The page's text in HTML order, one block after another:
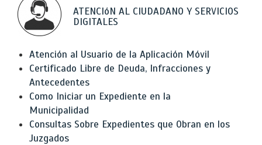
ATENCIóN AL CIUDADANO Y SERVICIOS
DIGITALES
Atención al Usuario de la Aplicación Móvil
Certificado Libre de Deuda, Infracciones y
Antecedentes
Como Iniciar un Expediente en la
Municipalidad
Consultas Sobre Expedientes que Obran en los
Juzgados